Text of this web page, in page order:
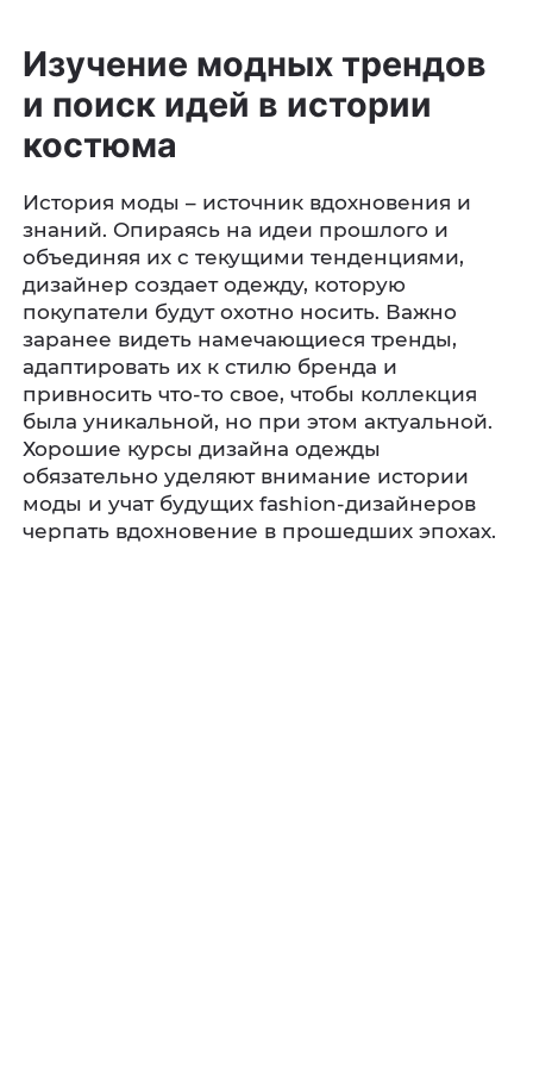
Изучение модных трендов
и поиск идей в истории
костюма
История моды – источник вдохновения и
знаний. Опираясь на идеи прошлого и
объединяя их с текущими тенденциями,
дизайнер создает одежду, которую
покупатели будут охотно носить. Важно
заранее видеть намечающиеся тренды,
адаптировать их к стилю бренда и
привносить что-то свое, чтобы коллекция
была уникальной, но при этом актуальной.
Хорошие курсы дизайна одежды
обязательно уделяют внимание истории
моды и учат будущих fashion-дизайнеров
черпать вдохновение в прошедших эпохах.